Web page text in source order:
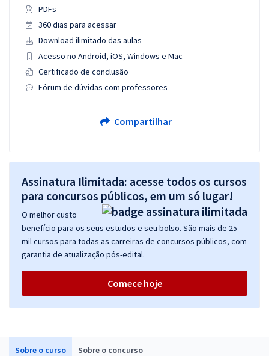
Sobre o curso Sobre o concurso
PDFs
360 dias para acessar
Download ilimitado das aulas
Acesso no Android, iOS, Windows e Mac
Certificado de conclusão
Fórum de dúvidas com professores
Compartilhar
Assinatura Ilimitada: acesse todos os cursos
para concursos públicos, em um só lugar!
O melhor custo
benefício para os seus estudos e seu bolso. São mais de 25
mil cursos para todas as carreiras de concursos públicos, com
garantia de atualização pós-edital.
Comece hoje